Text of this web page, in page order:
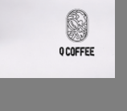
少養豆時間。